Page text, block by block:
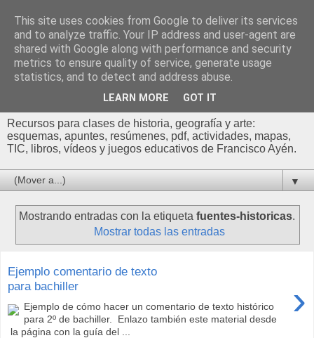
Profesor Francisco |
Recursos de Geografía,
Historia y Arte
Recursos para clases de historia, geografía y arte:
esquemas, apuntes, resúmenes, pdf, actividades, mapas,
TIC, libros, vídeos y juegos educativos de Francisco Ayén.
▼
Mostrando entradas con la etiqueta fuentes-historicas.
Mostrar todas las entradas
Ejemplo comentario de texto
para bachiller
›
Ejemplo de cómo hacer un comentario de texto histórico
para 2º de bachiller. Enlazo también este material desde
la página con la guía del ...
This site uses cookies from Google to deliver its services
and to analyze traffic. Your IP address and user-agent are
shared with Google along with performance and security
metrics to ensure quality of service, generate usage
statistics, and to detect and address abuse.
LEARN MORE GOT IT